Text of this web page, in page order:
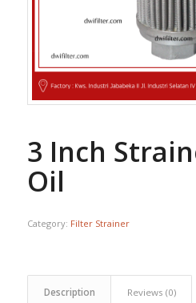
3 Inch
Oil
Category: Filter Strainer
Description Reviews (0)